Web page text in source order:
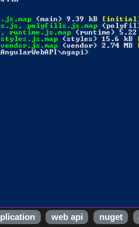
web api nuget